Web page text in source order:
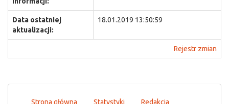
Data ostatniej
aktualizacji:
18.01.2019 13:50:59
Rejestr zmian
Strona główna Statystyki Redakcja